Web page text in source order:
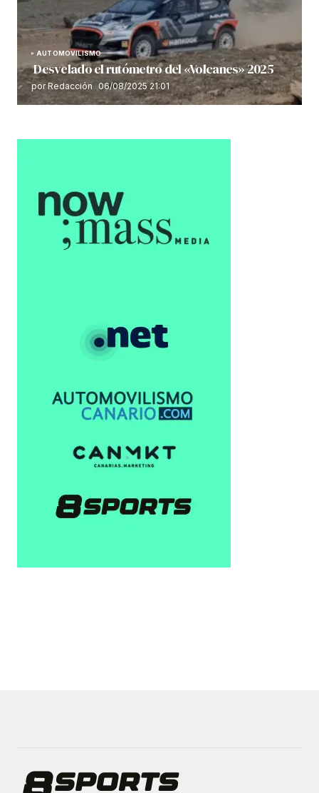
AUTOMOVILISMO
Desvelado el rutómetro del «Volcanes» 2025
por Redacción 06/08/2025 21:01